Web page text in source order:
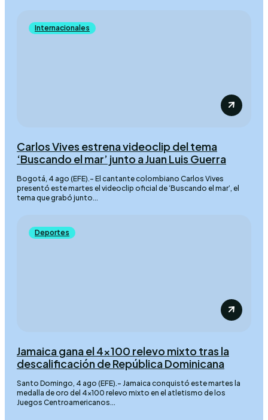
Internacionales
Carlos Vives estrena videoclip del tema
‘Buscando el mar’ junto a Juan Luis Guerra
Bogotá, 4 ago (EFE).- El cantante colombiano Carlos Vives
presentó este martes el videoclip oficial de ‘Buscando el mar’, el
tema que grabó junto...
Deportes
Jamaica gana el 4×100 relevo mixto tras la
descalificación de República Dominicana
Santo Domingo, 4 ago (EFE).- Jamaica conquistó este martes la
medalla de oro del 4×100 relevo mixto en el atletismo de los
Juegos Centroamericanos...